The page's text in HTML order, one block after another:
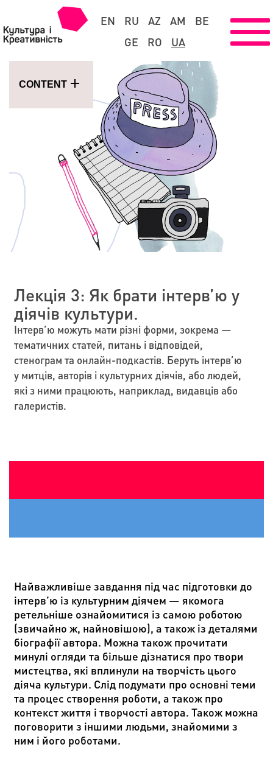
EN RU AZ AM
BE
GE
RO UA
CONTENT
Лекція 3: Як брати інтерв’ю у
діячів культури.
Інтерв’ю можуть мати різні форми, зокрема —
тематичних статей, питань і відповідей,
стенограм та онлайн-подкастів. Беруть інтерв’ю
у митців, авторів і культурних діячів, або людей,
які з ними працюють, наприклад, видавців або
галеристів.
Найважливіше завдання під час підготовки до
інтерв’ю із культурним діячем — якомога
ретельніше ознайомитися із самою роботою
(звичайно ж, найновішою), а також із деталями
біографії автора. Можна також прочитати
минулі огляди та більше дізнатися про твори
мистецтва, які вплинули на творчість цього
діяча культури. Слід подумати про основні теми
та процес створення роботи, а також про
контекст життя і творчості автора. Також можна
поговорити з іншими людьми, знайомими з
ним і його роботами.